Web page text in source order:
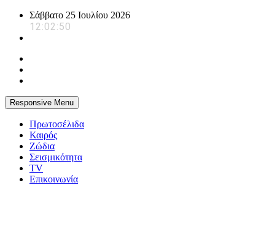
Skip
content
Σάββατο 25 Ιουλίου 2026
12:02:51
Responsive Menu
Πρωτοσέλιδα
Καιρός
Ζώδια
Σεισμικότητα
TV
Επικοινωνία